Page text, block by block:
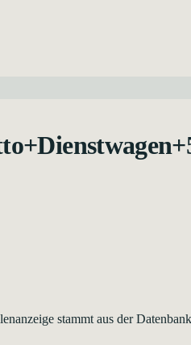
stammt aus der